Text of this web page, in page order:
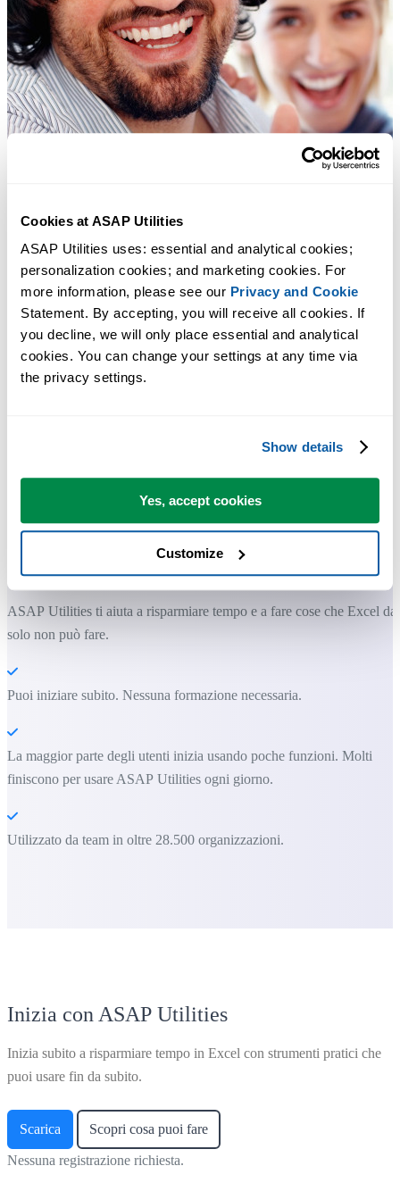
Cookies at ASAP Utilities
ASAP Utilities uses: essential and analytical cookies;
personalization cookies; and marketing cookies. For
more information, please see our Privacy and Cookie
Statement. By accepting, you will receive all cookies. If
you decline, we will only place essential and analytical
cookies. You can change your settings at any time via
the privacy settings.
Show details
Yes, accept cookies
Customize
Strumenti pratici che molti utenti di Excel vorrebbero integrati in
Excel.
Risparmia tempo in Excel. Così semplice.
ASAP Utilities ti aiuta a risparmiare tempo e a fare cose che Excel da
solo non può fare.
Puoi iniziare subito. Nessuna formazione necessaria.
La maggior parte degli utenti inizia usando poche funzioni. Molti
finiscono per usare ASAP Utilities ogni giorno.
Utilizzato da team in oltre 28.500 organizzazioni.
Inizia con ASAP Utilities
Inizia subito a risparmiare tempo in Excel con strumenti pratici che
puoi usare fin da subito.
Scarica Scopri cosa puoi fare
Nessuna registrazione richiesta.